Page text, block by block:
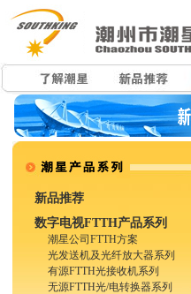
新品推荐
数字电视FTTH产品系列
潮星公司FTTH方案
光发送机及光纤放大器系列
有源FTTH光接收机系列
无源FTTH光/电转换器系列